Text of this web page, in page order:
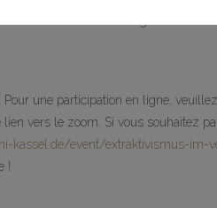
dans différentes régions du
Pour une participation en ligne,
vers le zoom. Si vous souhaitez
kassel.de/event/extraktivismus-im-
!